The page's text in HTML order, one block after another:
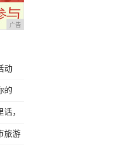
广告
动
的
，
旅游